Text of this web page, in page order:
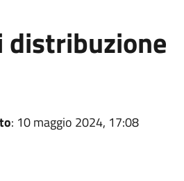
distribuzione
: 10 maggio 2024, 17:08